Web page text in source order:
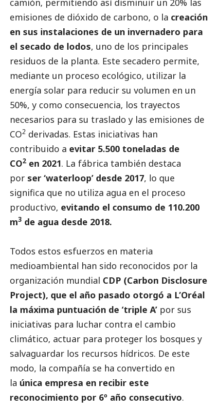
emisiones de dióxido de carbono, o la creación
en sus instalaciones de un invernadero para
el secado de lodos, uno de los principales
residuos de la planta. Este secadero permite,
mediante un proceso ecológico, utilizar la
energía solar para reducir su volumen en un
50%, y como consecuencia, los trayectos
necesarios para su traslado y las emisiones de
CO2 derivadas. Estas iniciativas han
contribuido a evitar 5.500 toneladas de
CO2 en 2021. La fábrica también destaca
por ser ‘waterloop’ desde 2017, lo que
significa que no utiliza agua en el proceso
productivo, evitando el consumo de 110.200
m3 de agua desde 2018.
Todos estos esfuerzos en materia
medioambiental han sido reconocidos por la
organización mundial CDP (Carbon Disclosure
Project), que el año pasado otorgó a L’Oréal
la máxima puntuación de ‘triple A’ por sus
iniciativas para luchar contra el cambio
climático, actuar para proteger los bosques y
salvaguardar los recursos hídricos. De este
modo, la compañía se ha convertido en
la única empresa en recibir este
reconocimiento por 6º año consecutivo.